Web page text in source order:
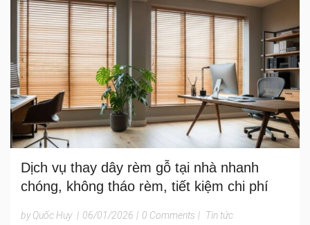
Dịch vụ thay dây rèm gỗ tại nhà nhanh
chóng, không tháo rèm, tiết kiệm chi phí
by Quốc Huy | 06/01/2026 | 0 Comments | Tin tức